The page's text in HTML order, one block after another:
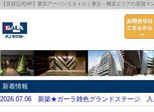
【賃貸公式HP】東京アーバンスタイル｜東京・横浜エリアの賃貸マ
新着情報
2026.07.06 新築★ガーラ雑色グランドステージ 入